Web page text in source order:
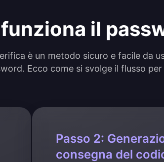
il
è un metodo sicuro e facile da
Ecco come si svolge il flusso
Passo 2:
consegna del